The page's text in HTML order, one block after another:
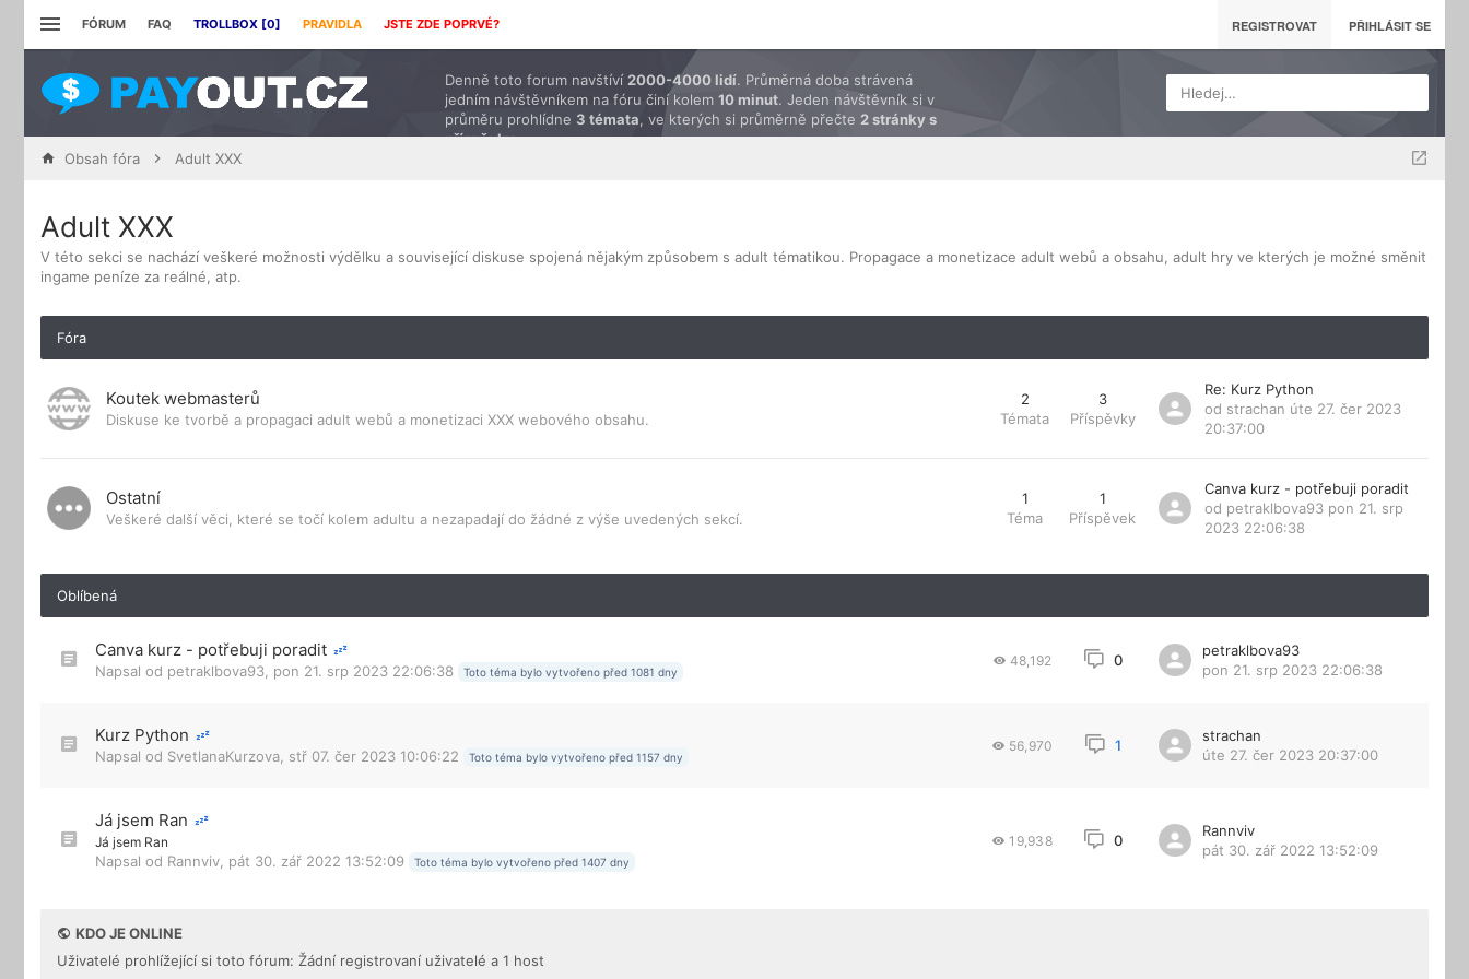
FÓRUM FAQ TROLLBOX [0] PRAVIDLA JSTE ZDE POPRVÉ? REGISTROVAT PŘIHLÁSIT SE
Denně toto forum navštíví 2000-4000 lidí. Průměrná doba strávená
jedním návštěvníkem na fóru činí kolem 10 minut. Jeden návštěvník si v
průměru prohlídne 3 témata , ve kterých si průměrně přečte 2 stránky s
příspěvky.
Hledej…
Obsah fóra Adult XXX
Adult XXX
V této sekci se nachází veškeré možnosti výdělku a související diskuse spojená nějakým způsobem s adult tématikou. Propagace a monetizace adult webů a obsahu, adult hry ve kterých je možné směnit
ingame peníze za reálné, atp.
Fóra
Koutek webmasterů
Diskuse ke tvorbě a propagaci adult webů a monetizaci XXX webového obsahu.
2
Témata
3
Příspěvky
Re: Kurz Python
od strachan úte 27. čer 2023
20:37:00
Ostatní
Veškeré další věci, které se točí kolem adultu a nezapadají do žádné z výše uvedených sekcí.
1
Téma
1
Příspěvek
Canva kurz - potřebuji poradit
od petraklbova93 pon 21. srp
2023 22:06:38
Oblíbená
Canva kurz - potřebuji poradit
Napsal od petraklbova93 pon 21. srp 2023 22:06:38 Toto téma bylo vytvořeno před 1081 dny
48,192 0
petraklbova93
pon 21. srp 2023 22:06:38
Kurz Python
Napsal od SvetlanaKurzova stř 07. čer 2023 10:06:22 Toto téma bylo vytvořeno před 1157 dny
56,970 1
strachan
úte 27. čer 2023 20:37:00
Já jsem Ran
Já jsem Ran
Napsal od Rannviv pát 30. zář 2022 13:52:09 Toto téma bylo vytvořeno před 1407 dny
19,938 0
Rannviv
pát 30. zář 2022 13:52:09
KDO JE ONLINE
Uživatelé prohlížející si toto fórum: Žádní registrovaní uživatelé a 1 host